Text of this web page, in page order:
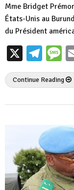
Mme Bridget
États-Unis au
du Président
X
Continue Reading